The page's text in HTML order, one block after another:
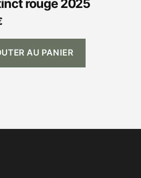
rouge 2025
AU PANIER